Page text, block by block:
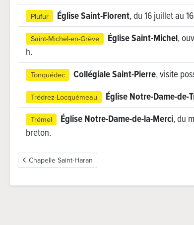
Plufur Église Saint-Florent, du 16 juillet au
Saint-Michel-en-Grève Église Saint-Michel,
h.
Tonquédec Collégiale Saint-Pierre, visite
Trédrez-Locquémeau Église Notre-Dame-de-
Trémel Église Notre-Dame-de-la-Merci, du
breton.
Article précédent : Chapelle Saint-Haran
Chapelle Saint-Haran